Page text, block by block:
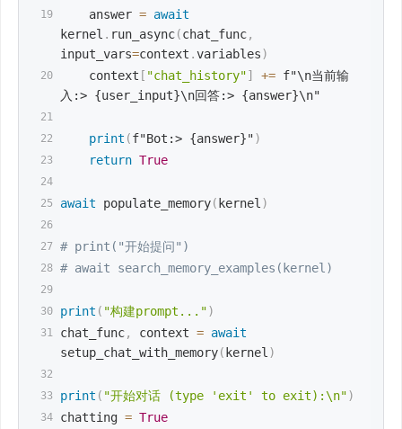
    answer
= await
kernel . run_async(chat_func,
input_vars=context .variables)
    context
[ "chat_history"] += f"\n当前输
入:> {user_input}\n回答:> {answer}\n"
print (f"Bot:> {answer}")
return True
await populate_memory( kernel )
# print("开始提问")
# await search_memory_examples(kernel)
print ( "构建prompt...")
chat_func, context = await
setup_chat_with_memory( kernel )
print ( "开始对话 (type 'exit' to exit):\n")
chatting = True